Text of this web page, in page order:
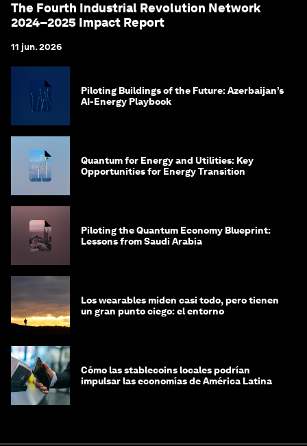
The Fourth Industrial Revolution Network
2024–2025 Impact Report
11 jun. 2026
Piloting Buildings of the Future: Azerbaijan’s
AI-Energy Playbook
Quantum for Energy and Utilities: Key
Opportunities for Energy Transition
Piloting the Quantum Economy Blueprint:
Lessons from Saudi Arabia
Los wearables miden casi todo, pero tienen
un gran punto ciego: el entorno
Cómo las stablecoins locales podrían
impulsar las economías de América Latina